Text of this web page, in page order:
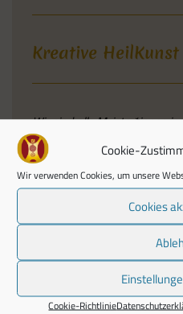
Cookie-
Wir verwenden Cookies, um unsere
Cookies
Cookie-Richtlinie
Kreative HeilKunst
Wir sind alle Meister*innen in
Öffne Deinen Herz Raum und
intuitiven Wissen
lerne Deine Fähigkeiten und
kreativ zu nutzen.
Werde selbst die
(Zitat nach Mahatma Gandhi)